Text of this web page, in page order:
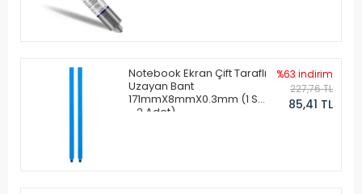
Notebook Ekran Çift Taraflı
Uzayan Bant
171mmX8mmX0.3mm (1 Set
- 2 Adet)
%63 indirim
227,76 TL
85,41 TL